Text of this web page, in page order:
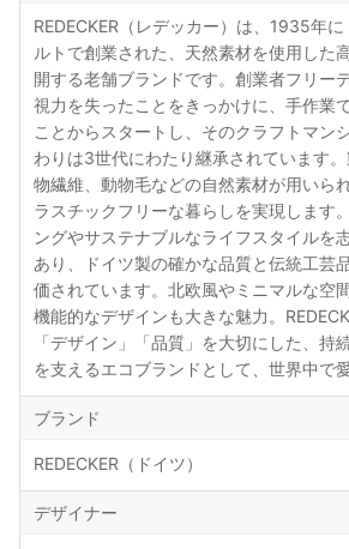
REDECKER（レデッカー）は、1935年
ルトで創業された、天然素材を使用した
開する老舗ブランドです。創業者フリー
視力を失ったことをきっかけに、手作業
ことからスタートし、そのクラフトマン
わりは3世代にわたり継承されています
物繊維、動物毛などの自然素材が用いら
ラスチックフリーな暮らしを実現します
ングやサステナブルなライフスタイルを
あり、ドイツ製の確かな品質と伝統工芸
価されています。北欧風やミニマルな空
機能的なデザインも大きな魅力。
「デザイン」「品質」を大切にした、持
を支えるエコブランドとして、世界中で
ブランド
REDECKER（ドイツ）
デザイナー